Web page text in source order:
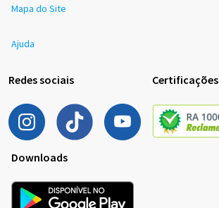
Mapa do Site
Ajuda
Redes sociais Certificações
Downloads